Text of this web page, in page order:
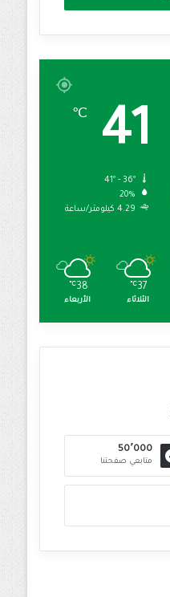
41
℃
20%
4.29 كيلومتر/ساعة
37
℃
الثلاثاء
38
℃
الأربعاء
50٬000
متابعي صفحتنا